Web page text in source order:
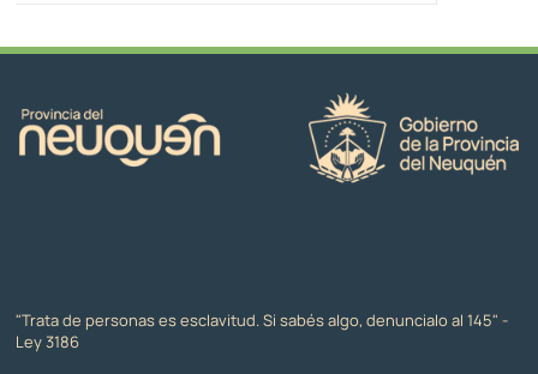
"Trata de personas es esclavitud. Si sabés algo, denuncialo al 145" -
Ley 3186